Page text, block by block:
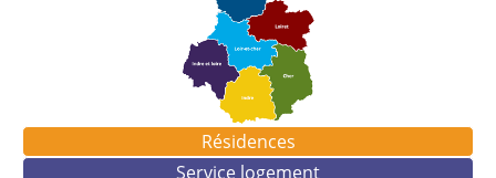
Résidences
Service logement